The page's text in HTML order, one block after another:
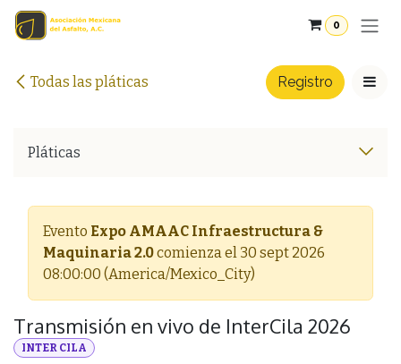
Ir al contenido
0
Todas las pláticas Registro
Pláticas
Evento Expo AMAAC Infraestructura &
Maquinaria 2.0comienza el 30 sept 2026
08:00:00 (America/Mexico_City)
Transmisión en vivo de InterCila 2026
INTER CILA